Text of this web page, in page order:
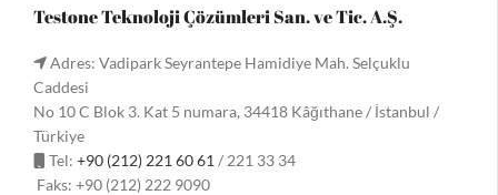
Testone Teknoloji Çözümleri San. ve Tic. A.Ş.
Adres: Vadipark Seyrantepe Hamidiye Mah. Selçuklu
Caddesi
No 10 C Blok 3. Kat 5 numara, 34418 Kâğıthane / İstanbul /
Türkiye
Tel: +90 (212) 221 60 61 / 221 33 34
Faks: +90 (212) 222 9090